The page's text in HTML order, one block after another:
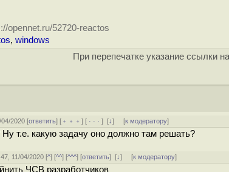
opennet.ru/52720-reactos
, windows
При перепечатке указание ссылки
04/2020 [ответить] [ ﹢﹢﹢] [ · · ·][↓] [к модератору]
т.е. какую задачу оно должно там решать?
11/04/2020 [^] [^^] [^^^] [ответить][↓] [к модератору]
ЧСВ разработчиков